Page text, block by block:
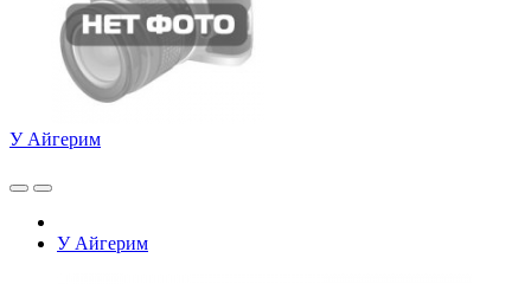
У Айгерим
У Айгерим